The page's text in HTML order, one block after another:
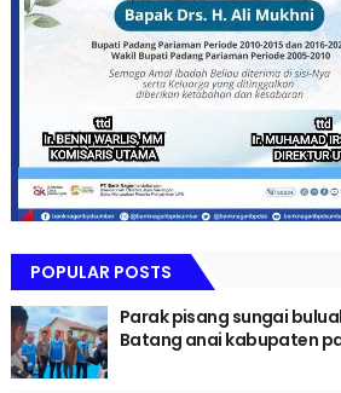
POPULAR POSTS
Parak pisang sungai
Batang anai kabupaten